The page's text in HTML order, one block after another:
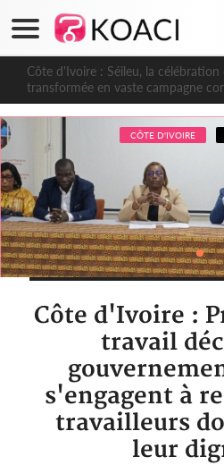
Côte d'Ivoire : Séileu, la célébration
transformée en vaste campagne
dépigmentants dangereux
CÔTE D'IVOIRE
Côte d'Ivoire :
travail
s'engagent à
travailleurs
leur